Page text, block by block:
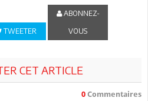
TWEETER
ABONNEZ-
VOUS
CET ARTICLE
0 Commentaires